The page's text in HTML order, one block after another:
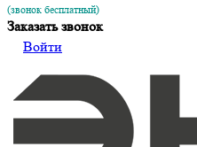
(звонок бесплатный)
Заказать звонок
Войти